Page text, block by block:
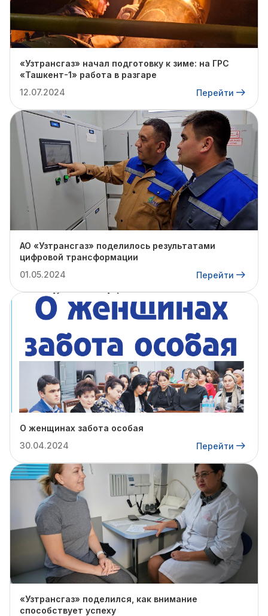
«Узтрансгаз» начал подготовку к зиме: на ГРС
«Ташкент-1» работа в разгаре
12.07.2024
Перейти
АО «Узтрансгаз» поделилось результатами
цифровой трансформации
01.05.2024
Перейти
О женщинах забота особая
30.04.2024
Перейти
«Узтрансгаз» поделился, как внимание
способствует успеху